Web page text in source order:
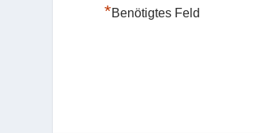
*Benötigtes Feld